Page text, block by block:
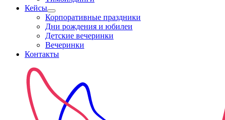
Кейсы
Корпоративные праздники
Дни рождения и юбилеи
Детские вечеринки
Вечеринки
Контакты